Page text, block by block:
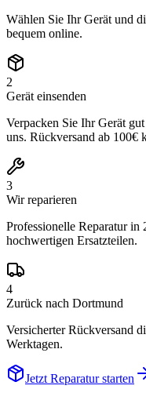
Wählen Sie Ihr Gerät und
bequem online.
2
Gerät einsenden
Verpacken Sie Ihr Gerät
uns. Rückversand ab 100€
3
Wir reparieren
Professionelle Reparatur in
hochwertigen Ersatzteilen.
4
Zurück nach Dortmund
Versicherter Rückversand
Werktagen.
Jetzt Reparatur starten